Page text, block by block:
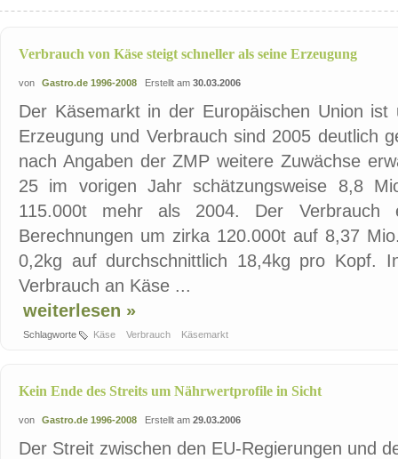
Verbrauch von Käse steigt schneller als seine Erzeugung
von Gastro.de 1996-2008 Erstellt am 30.03.2006
Der Käsemarkt in der Europäischen Union
Erzeugung und Verbrauch sind 2005 deutlich
nach Angaben der ZMP weitere Zuwächse
25 im vorigen Jahr schätzungsweise 8,8
115.000t mehr als 2004. Der Verbrauch
Berechnungen um zirka 120.000t auf 8,37
0,2kg auf durchschnittlich 18,4kg pro Kopf.
Verbrauch an Käse ...
weiterlesen »
Schlagworte Käse Verbrauch Käsemarkt
Kein Ende des Streits um Nährwertprofile in Sicht
von Gastro.de 1996-2008 Erstellt am 29.03.2006
Der Streit zwischen den EU-Regierungen und